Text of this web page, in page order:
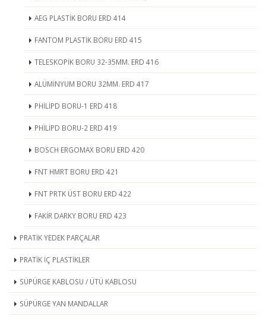
AEG PLASTİK BORU ERD 414
FANTOM PLASTİK BORU ERD 415
TELESKOPİK BORU 32-35MM. ERD 416
ALÜMİNYUM BORU 32MM. ERD 417
PHİLİPD BORU-1 ERD 418
PHİLİPD BORU-2 ERD 419
BOSCH ERGOMAX BORU ERD 420
FNT HMRT BORU ERD 421
FNT PRTK ÜST BORU ERD 422
FAKİR DARKY BORU ERD 423
PRATİK YEDEK PARÇALAR
PRATİK İÇ PLASTİKLER
SÜPÜRGE KABLOSU / ÜTÜ KABLOSU
SÜPÜRGE YAN MANDALLAR